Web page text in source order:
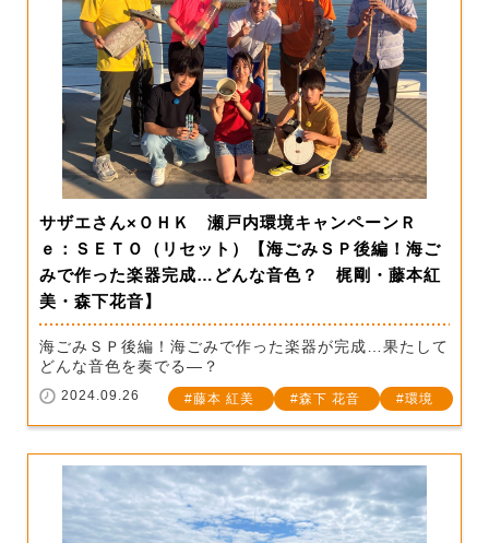
サザエさん×ＯＨＫ 瀬戸内環境キャンペーンＲ
ｅ：ＳＥＴＯ（リセット）【海ごみＳＰ後編！海ご
みで作った楽器完成…どんな音色？ 梶剛・藤本紅
美・森下花音】
海ごみＳＰ後編！海ごみで作った楽器が完成…果たして
どんな音色を奏でる―？
2024.09.26 藤本 紅美 森下 花音 環境